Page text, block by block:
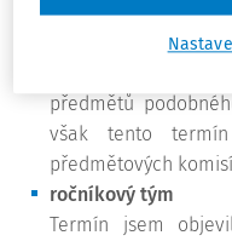
metodické orgány
Podle dřívějších
předmětů
však tento
předmětových
ročníkový tým
Termín jsem